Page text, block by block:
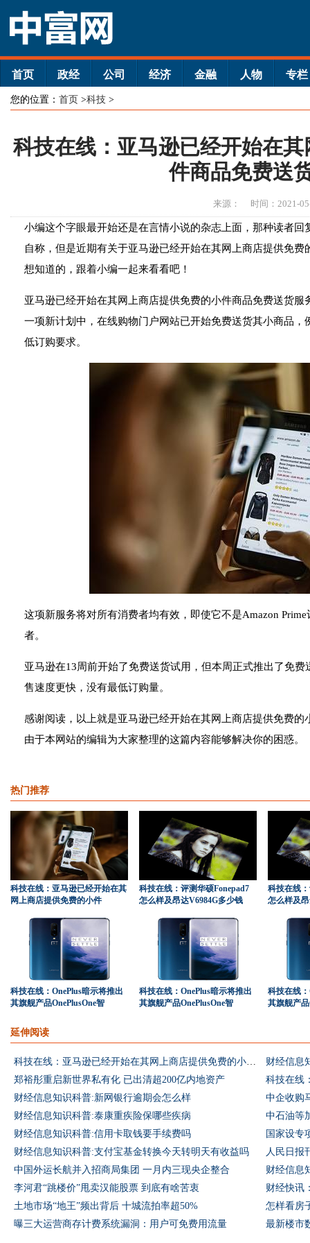
首页 政经 公司 经济 金融 人物 专栏
您的位置： 首页 >科技 >
科技在线：亚马逊已经开始在
件商品免费送
来源： 时间：2021-
小编这个字眼最开始还是在言情小说的杂志上面，那种读者
自称，但是近期有关于亚马逊已经开始在其网上商店提供免
想知道的，跟着小编一起来看看吧！
亚马逊已经开始在其网上商店提供免费的小件商品免费送货
一项新计划中，在线购物门户网站已开始免费送货其小商品
低订购要求。
这项新服务将对所有消费者均有效，即使它不是Amazon
者。
亚马逊在13周前开始了免费送货试用，但本周正式推出了免
售速度更快，没有最低订购量。
感谢阅读，以上就是亚马逊已经开始在其网上商店提供免费
由于本网站的编辑为大家整理的这篇内容能够解决你的困惑。
热门推荐
科技在线：亚马逊已经开始在其
网上商店提供免费的小件
科技在线：评测华硕Fonepad7
怎么样及昂达V6984G多少钱
科技在线
怎么样及
科技在线：OnePlus暗示将推出
其旗舰产品OnePlusOne智
科技在线：OnePlus暗示将推出
其旗舰产品OnePlusOne智
科技在线
其旗舰产
延伸阅读
科技在线：亚马逊已经开始在其网上商店提供免费的小件商品免费送货服务
财经信息
郑裕彤重启新世界私有化 已出清超200亿内地资产
财经信息知识科普:新网银行逾期会怎么样
中企收购
财经信息知识科普:泰康重疾险保哪些疾病
中石油等
财经信息知识科普:信用卡取钱要手续费吗
国家设专
财经信息知识科普:支付宝基金转换今天转明天有收益吗
人民日报
中国外运长航并入招商局集团 一月内三现央企整合
财经信息
李河君“跳楼价”甩卖汉能股票 到底有啥苦衷
财经快讯
土地市场“地王”频出背后 十城流拍率超50%
怎样看房
曝三大运营商存计费系统漏洞：用户可免费用流量
最新楼市